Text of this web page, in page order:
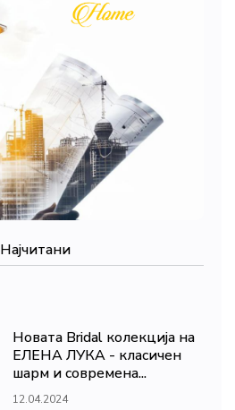
Најчитани
Новата Bridal колекција на
ЕЛЕНА ЛУКА - класичен
шарм и современа...
12.04.2024